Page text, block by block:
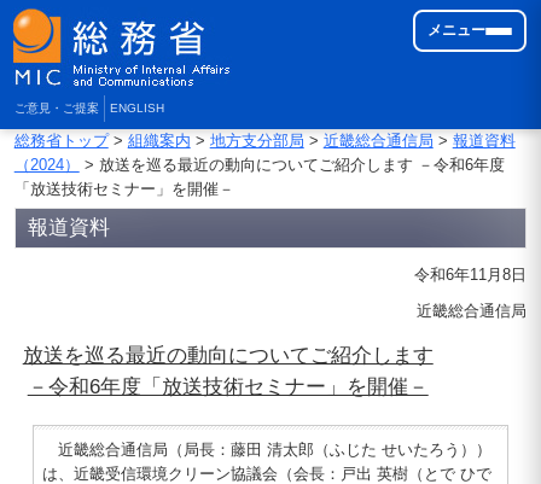
ご意見・ご提案 ENGLISH
メニュー
総務省トップ> 組織案内 > 地方支分部局 > 近畿総合通信局 > 報道資料
（2024）
> 放送を巡る最近の動向についてご紹介します －令和6年度
「放送技術セミナー」を開催－
報道資料
令和6年11月8日
近畿総合通信局
放送を巡る最近の動向についてご紹介します
－令和6年度「放送技術セミナー」を開催－
近畿総合通信局（局長：藤田 清太郎（ふじた せいたろう））
は、近畿受信環境クリーン協議会（会長：戸出 英樹（とで ひで